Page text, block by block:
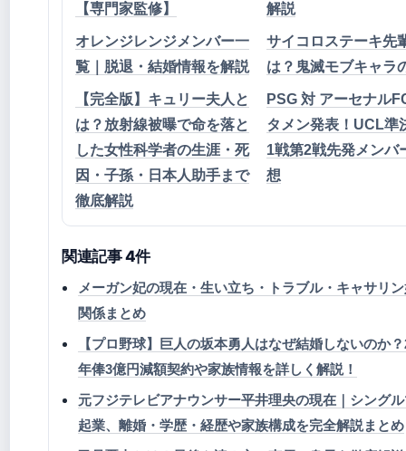
【専門家監修】
解説
オレンジレンジメンバー一
覧｜脱退・結婚情報を解説
サイコロステーキ先
は？鬼滅モブキャラ
【完全版】キュリー夫人と
は？放射線被曝で命を落と
した女性科学者の生涯・死
因・子孫・日本人助手まで
徹底解説
PSG 対 アーセナル
タメン発表！UCL準
1戦第2戦先発メンバ
想
関連記事 4件
メーガン妃の現在・生い立ち・トラブル・キャサリ
関係まとめ
【プロ野球】巨人の坂本勇人はなぜ結婚しないのか
年俸3億円減額契約や家族情報を詳しく解説！
元フジテレビアナウンサー平井理央の現在｜シング
起業、離婚・学歴・経歴や家族構成を完全解説まとめ